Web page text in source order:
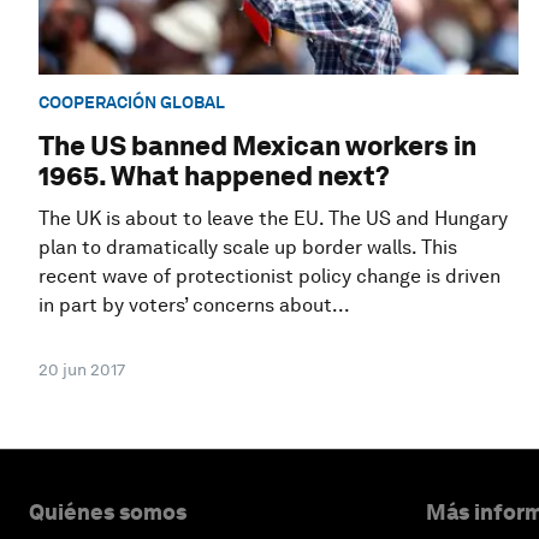
COOPERACIÓN GLOBAL
The US banned Mexican workers in
1965. What happened next?
The UK is about to leave the EU. The US and Hungary
plan to dramatically scale up border walls. This
recent wave of protectionist policy change is driven
in part by voters’ concerns about...
20 jun 2017
Quiénes somos Más